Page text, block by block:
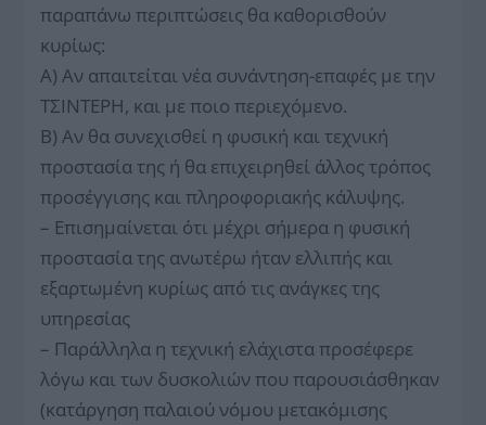
παραπάνω περιπτώσεις θα καθορισθούν
κυρίως:
Α) Αν απαιτείται νέα συνάντηση-επαφές με την
ΤΣΙΝΤΕΡΗ, και με ποιο περιεχόμενο.
Β) Αν θα συνεχισθεί η φυσική και τεχνική
προστασία της ή θα επιχειρηθεί άλλος τρόπος
προσέγγισης και πληροφοριακής κάλυψης.
– Επισημαίνεται ότι μέχρι σήμερα η φυσική
προστασία της ανωτέρω ήταν ελλιπής και
εξαρτωμένη κυρίως από τις ανάγκες της
υπηρεσίας
– Παράλληλα η τεχνική ελάχιστα προσέφερε
λόγω και των δυσκολιών που παρουσιάσθηκαν
(κατάργηση παλαιού νόμου μετακόμισης